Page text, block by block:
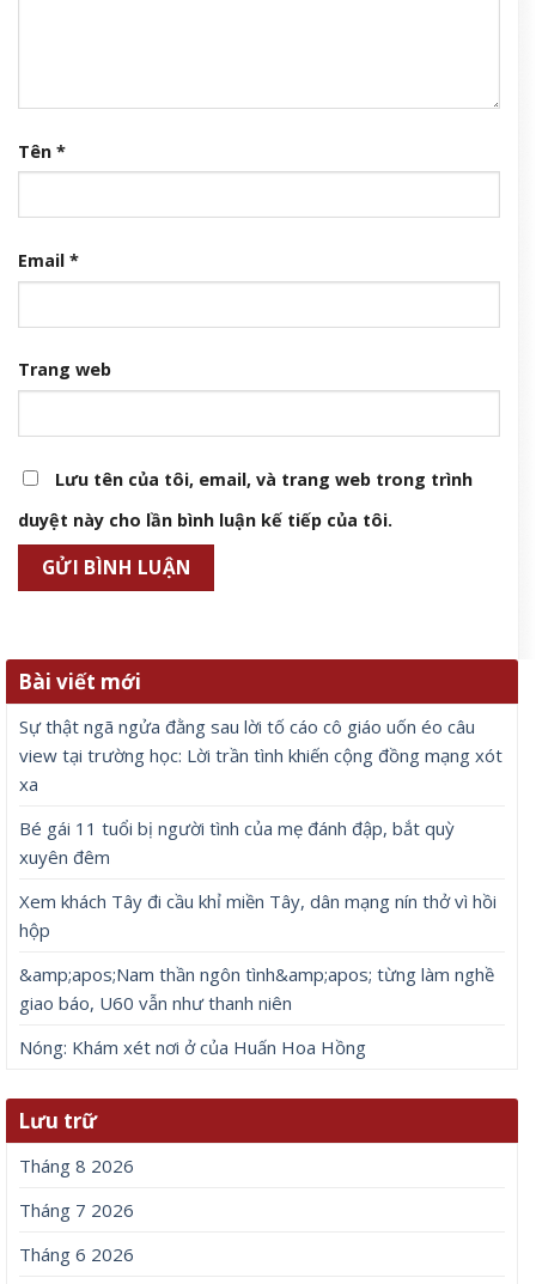
Tên *
Email *
Trang web
Lưu tên của tôi, email, và trang web trong trình
duyệt này cho lần bình luận kế tiếp của tôi.
Bài viết mới
Sự thật ngã ngửa đằng sau lời tố cáo cô giáo uốn éo câu
view tại trường học: Lời trần tình khiến cộng đồng mạng xót
xa
Bé gái 11 tuổi bị người tình của mẹ đánh đập, bắt quỳ
xuyên đêm
Xem khách Tây đi cầu khỉ miền Tây, dân mạng nín thở vì hồi
hộp
&amp;apos;Nam thần ngôn tình&amp;apos; từng làm nghề
giao báo, U60 vẫn như thanh niên
Nóng: Khám xét nơi ở của Huấn Hoa Hồng
Lưu trữ
Tháng 8 2026
Tháng 7 2026
Tháng 6 2026